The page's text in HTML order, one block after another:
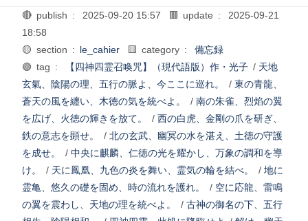
🔴 publish : 2025-09-20 15:57 🟥 update :
2025-09-21
18:58
🟡 section : le_cahier 🟨 category :
備忘録
🟢 tag :
【四神四霊召喚咒】（現代語版）作・光子 / 天地
玄氣、陰陽の理、五行の脈よ、今ここに巡れ。
/ 東の青龍、
蒼天の風を纏い、木徳の気を統べよ。
/ 南の朱雀、烈焰の翼
を広げ、火徳の輝きを放て。
/ 西の白虎、金剛の爪を研ぎ、
鉄の意志を顕せ。
/ 北の玄武、幽冥の水を湛え、土徳の守護
を成せ。
/ 中央に麒麟、仁徳の光を耀かし、万象の調和を導
け。
/ 天に鳳凰、九色の炎を舞い、霊気の輪を結べ。 / 地に
霊亀、悠久の礎を固め、時の流れを護れ。
/ 空に応龍、雷鳴
の翼を震わし、天地の理を統べよ。
/ 古神の御名の下、五行